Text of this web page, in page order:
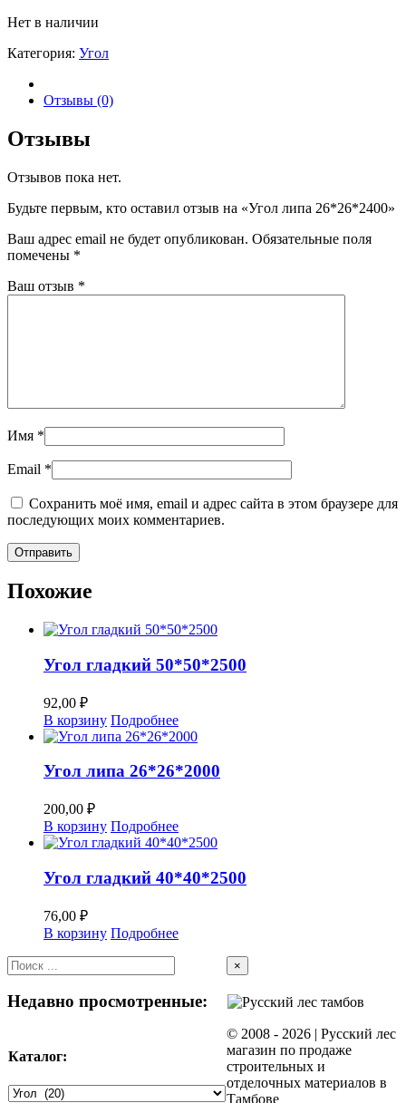
Нет в наличии
Категория: Угол
Отзывы (0)
Отзывы
Отзывов пока нет.
Будьте первым, кто оставил отзыв на «Угол липа 26*26*2400»
Ваш адрес email не будет опубликован. Обязательные поля
помечены *
Ваш отзыв *
Имя *
Email *
Сохранить моё имя, email и адрес сайта в этом браузере для
последующих моих комментариев.
Похожие
Угол гладкий 50*50*2500
92,00 ₽
В корзину Подробнее
Угол липа 26*26*2000
200,00 ₽
В корзину Подробнее
Угол гладкий 40*40*2500
76,00 ₽
В корзину Подробнее
Недавно просмотренные:
Каталог:
Close
product
quick
view
×
© 2008 - 2026 | Русский лес
магазин по продаже
строительных и
отделочных материалов в
Тамбове